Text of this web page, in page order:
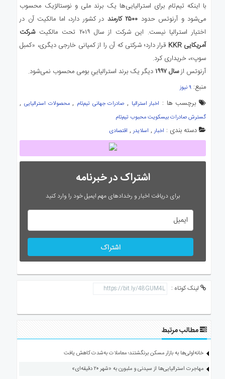
با اینکه تیم‌تام برای استرالیایی‌ها یک برند ملی و نوستالژیک محسوب
می‌شود و آرنوتس حدود ۲۵۰۰ کارمند
در کشور دارد، اما مالکیت آن در
اختیار استرالیا نیست. این شرکت از سال ۲۰۱۹ تحت مالکیت
شرکت
آمریکایی KKR
قرار دارد؛ شرکتی که آن را از کمپانی خارجی دیگری، «کمبل
سوپ»، خریداری کرد.
آرنوتس ازسال ۱۹۹۷
دیگر یک برند استرالیاییِ بومی محسوب نمی‌شود.
منبع: ۹ نیوز
برچسب ها : اخبار استرالیا , صادرات جهانی تیم‌تام ,محصولات استرالیایی ,
گسترش صادرات بیسکویت محبوب تیم‌تام
دسته بندی : اخبار, اسلایدر, اقتصادی
اشتراک در خبرنامه
برای دریافت اخبار و رخدادهای مهم ایمیل خود را وارد کنید
اشتراک
لینک کوتاه :
مطالب مرتبط
خانه‌اولی‌ها به بازار مسکن برنگشتند؛ معاملات به‌شدت کاهش یافت
مهاجرت استرالیایی‌ها از سیدنی و ملبورن به «شهر ۲۰ دقیقه‌ای»